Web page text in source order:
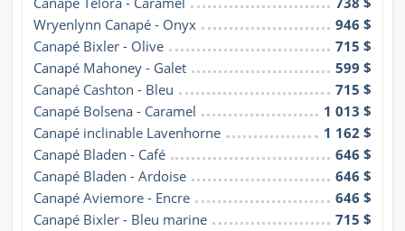
Wryenlynn Canapé - Onyx
946 $
Canapé Bixler - Olive
715 $
Canapé Mahoney - Galet
599 $
Canapé Cashton - Bleu
715 $
Canapé Bolsena - Caramel
1 013 $
Canapé inclinable Lavenhorne
1 162 $
Canapé Bladen - Café
646 $
Canapé Bladen - Ardoise
646 $
Canapé Aviemore - Encre
646 $
Canapé Bixler - Bleu marine
715 $